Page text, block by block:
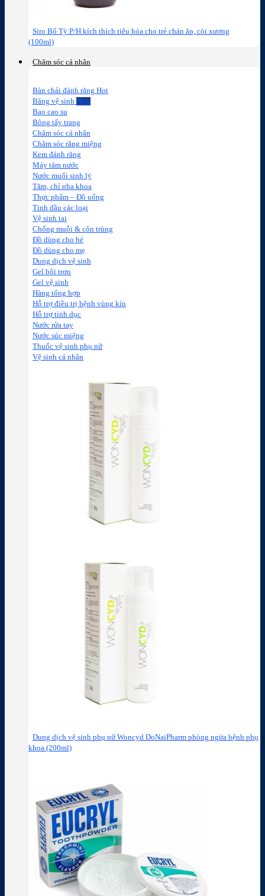
Siro Bổ Tỳ P/H kích thích tiêu hóa cho trẻ chán ăn, còi xương
(100ml)
Chăm sóc cá nhân
Bàn chải đánh răng
Băng vệ sinh
Bao cao su
Bông tẩy trang
Chăm sóc cá nhân
Chăm sóc răng miệng
Kem đánh răng
Máy tăm nước
Nước muối sinh lý
Tăm, chỉ nha khoa
Thực phẩm – Đồ uống
Tinh dầu các loại
Vệ sinh tai
Chống muỗi & côn trùng
Đồ dùng cho bé
Đồ dùng cho mẹ
Dung dịch vệ sinh
Gel bôi trơn
Gel vệ sinh
Hàng tổng hợp
Hỗ trợ điều trị bệnh vùng kín
Hỗ trợ tình dục
Nước rửa tay
Nước súc miệng
Thuốc vệ sinh phụ nữ
Vệ sinh cá nhân
Dung dịch vệ sinh phụ nữ Woncyd DoNaiPharm phòng ngừa bệnh phụ
khoa (200ml)